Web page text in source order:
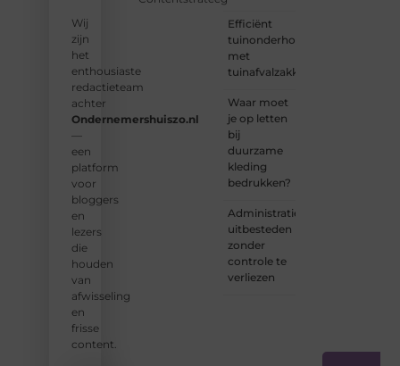
Wij
zijn
het
enthousiaste
redactieteam
achter
Ondernemershuiszo.nl
—
een
platform
voor
bloggers
en
lezers
die
houden
van
afwisseling
en
frisse
content.
Efficiënt
tuinonderhoud
met
tuinafvalzakken
Waar moet
je op letten
bij
duurzame
kleding
bedrukken?
Administratie
uitbesteden
zonder
controle te
verliezen